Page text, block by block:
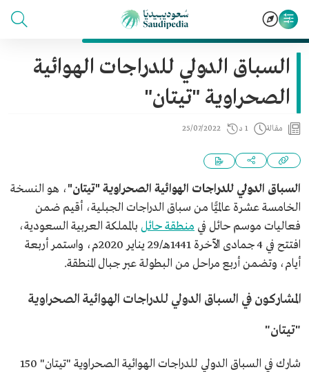
السباق الدولي للدراجات الهوائية
الصحراوية "تيتان"
مقالة 1 د 25/07/2022
السباق الدولي للدراجات الهوائية الصحراوية "تيتان"، هو النسخة
الخامسة عشرة عالميًّا من سباق الدراجات الجبلية، أقيم ضمن
فعاليات موسم حائل في منطقة حائل بالمملكة العربية السعودية،
افتتح في 4 جمادى الآخرة 1441هـ/29 يناير 2020م، واستمر أربعة
أيام، وتضمن أربع مراحل من البطولة عبر جبال المنطقة.
المشاركون في السباق الدولي للدراجات الهوائية الصحراوية
"تيتان"
شارك في السباق الدولي للدراجات الهوائية الصحراوية "تيتان" 150